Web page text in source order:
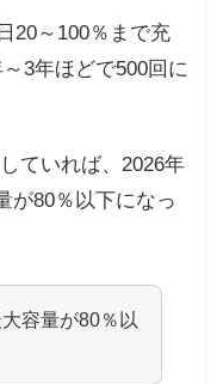
20～100％まで充
3年ほどで500回に
ていれば、2026年
が80％以下になっ
容量が80％以